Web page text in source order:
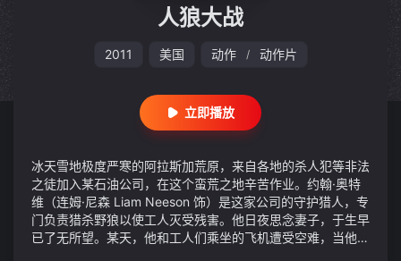
人狼大战
2011 美国 动作 / 动作片
立即播放
冰天雪地极度严寒的阿拉斯加荒原，来自各地的杀人犯等非法
之徒加入某石油公司，在这个蛮荒之地辛苦作业。约翰·奥特
维（连姆·尼森 Liam Neeson 饰）是这家公司的守护猎人，专
门负责猎杀野狼以使工人灭受残害。他日夜思念妻子，于生早
已了无所望。某天，他和工人们乘坐的飞机遭受空难，当他再